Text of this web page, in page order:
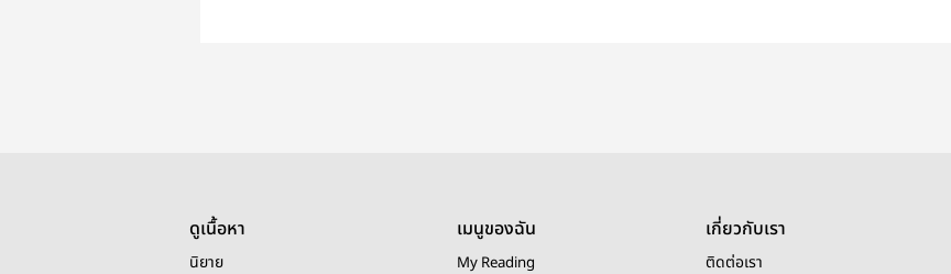
ดูเนื้อหา
นิยาย
เมนูของฉัน
My Reading
เกี่ยวกับเรา
ติดต่อเรา